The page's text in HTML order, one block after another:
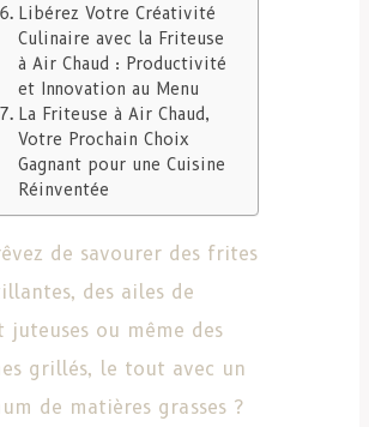
Libérez Votre Créativité
Culinaire avec la Friteuse
à Air Chaud : Productivité
et Innovation au Menu
La Friteuse à Air Chaud,
Votre Prochain Choix
Gagnant pour une Cuisine
Réinventée
de savourer des frites
des ailes de
juteuses ou même des
grillés, le tout avec un
de matières grasses ?